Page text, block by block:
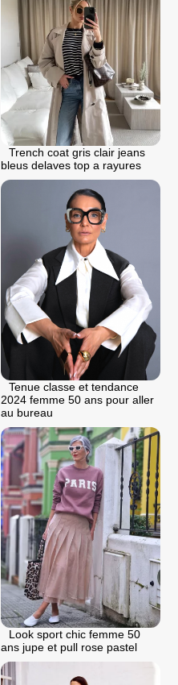
Trench coat gris clair jeans
bleus delaves top a rayures
Tenue classe et tendance
2024 femme 50 ans pour aller
au bureau
Look sport chic femme 50
ans jupe et pull rose pastel